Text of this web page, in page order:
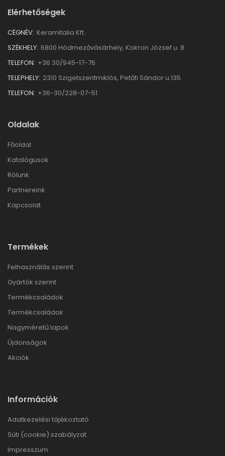
Elérhetőségek
CÉGNÉV: Keramitalia Kft.
SZÉKHELY: 6800 Hódmezővásárhely, Kokron József u. 8.
TELEFON: +36 30/945-17-76
TELEPHELY: 2310 Szigetszentmiklós, Petőfi Sándor u.135.
TELEFON: +36-30/228-07-51
Oldalak
Főoldal
Katalógusok
Rólunk
Partnereink
Kapcsolat
Termékek
Felhasználás szerint
Gyártók szerint
Termékcsaládok
Termékcsaládok
Nagyméretű lapok
Újdonságok
Akciók
Információk
Adatkezelési tájékoztató
Süti (cookie) szabályzat
Impresszum